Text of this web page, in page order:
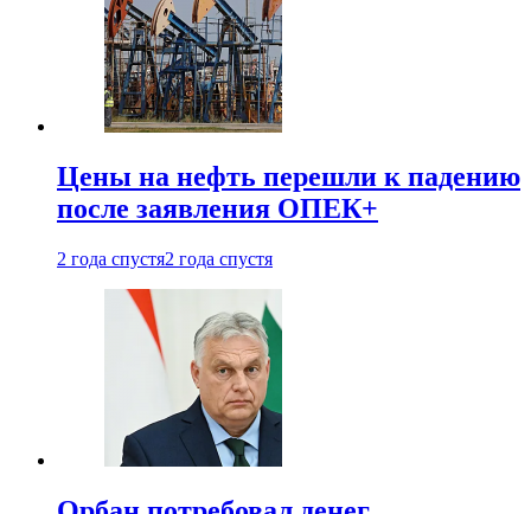
Цены на нефть перешли к падению
после заявления ОПЕК+
2 года спустя2 года спустя